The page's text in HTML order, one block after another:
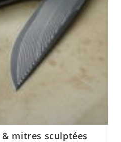
mitres sculptées